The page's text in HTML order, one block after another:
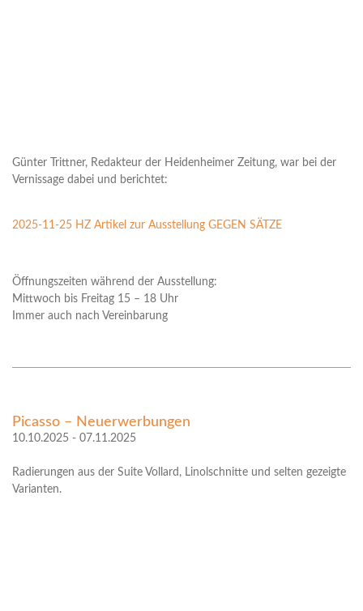
Günter Trittner, Redakteur der Heidenheimer Zeitung, war bei der
Vernissage dabei und berichtet:
2025-11-25 HZ Artikel zur Ausstellung GEGEN SÄTZE
Öffnungszeiten während der Ausstellung:
Mittwoch bis Freitag 15 – 18 Uhr
Immer auch nach Vereinbarung
Picasso – Neuerwerbungen
10.10.2025 - 07.11.2025
Radierungen aus der Suite Vollard, Linolschnitte und selten gezeigte
Varianten.